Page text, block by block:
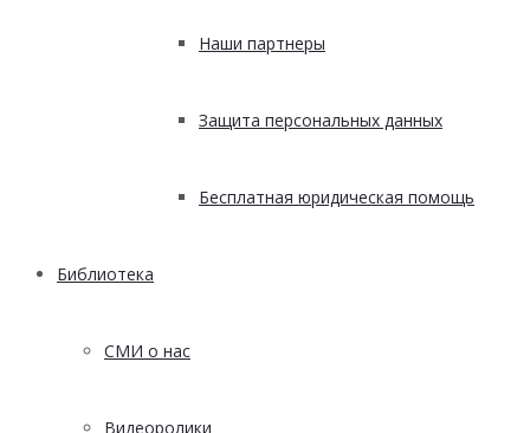
Наши партнеры
Защита персональных данных
Бесплатная юридическая помощь
Библиотека
СМИ о нас
Видеоролики